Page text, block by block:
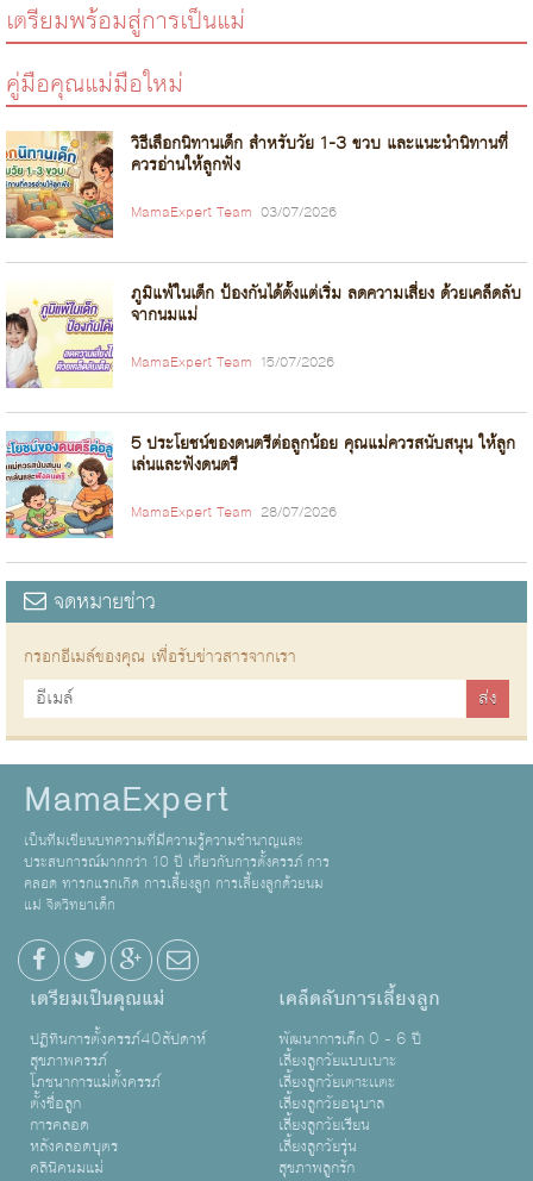
เตรียมพร้อมสู่การเป็นแม่
คู่มือคุณแม่มือใหม่
วิธีเลือกนิทานเด็ก สำหรับวัย 1-3 ขวบ และแนะนำนิทานที่
ควรอ่านให้ลูกฟัง
MamaExpert Team 03/07/2026
ภูมิแพ้ในเด็ก ป้องกันได้ตั้งแต่เริ่ม ลดความเสี่ยง ด้วยเคล็ดลับ
จากนมแม่
MamaExpert Team 15/07/2026
5 ประโยชน์ของดนตรีต่อลูกน้อย คุณแม่ควรสนับสนุน ให้ลูก
เล่นและฟังดนตรี
MamaExpert Team 28/07/2026
จดหมายข่าว
กรอกอีเมล์ของคุณ เพื่อรับข่าวสารจากเรา
MamaExpert
เป็นทีมเขียนบทความที่มีความรู้ความชำนาญและ
ประสบการณ์มากกว่า 10 ปี เกี่ยวกับการตั้งครรภ์ การ
คลอด ทารกแรกเกิด การเลี้ยงลูก การเลี้ยงลูกด้วยนม
แม่ จิตวิทยาเด็ก
เตรียมเป็นคุณแม่
ปฏิทินการตั้งครรภ์40สัปดาห์
สุขภาพครรภ์
โภชนาการแม่ตั้งครรภ์
ตั้งชื่อลูก
การคลอด
หลังคลอดบุตร
คลินิคนมแม่
เคล็ดลับการเลี้ยงลูก
พัฒนาการเด็ก 0 - 6 ปี
เลี้ยงลูกวัยแบบเบาะ
เลี้ยงลูกวัยเตาะเเตะ
เลี้ยงลูกวัยอนุบาล
เลี้ยงลูกวัยเรียน
เลี้ยงลูกวัยรุ่น
สุขภาพลูกรัก